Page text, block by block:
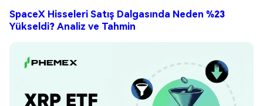
SpaceX Hisseleri Satış Dalgasında Neden %23
Yükseldi? Analiz ve Tahmin